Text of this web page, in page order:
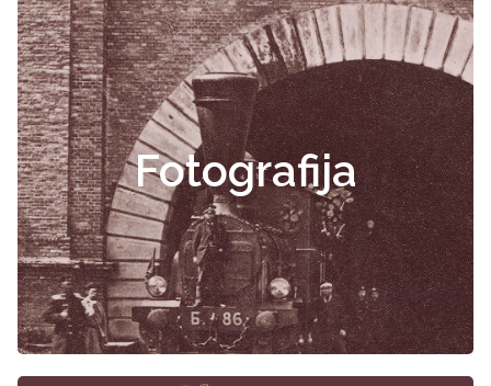
Fotografija